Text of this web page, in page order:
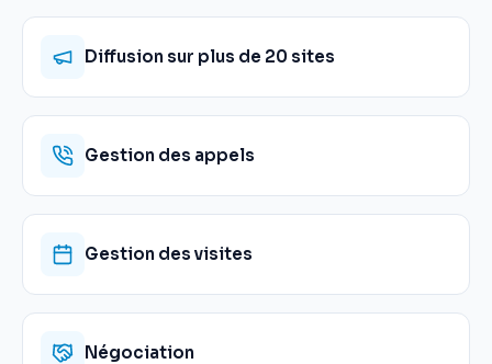
Diffusion sur plus de 20 sites
Gestion des appels
Gestion des visites
Négociation